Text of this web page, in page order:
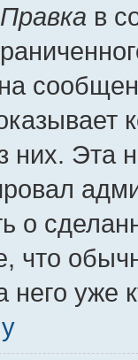
Правка в
них. Эта
о
что
уже